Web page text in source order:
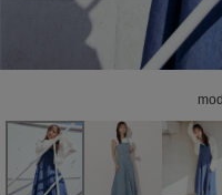
model：
model：
model：
model：
model：
model：
model：
model：
model：
model：
model：
model：
model：
model：
model：
model：
model：
model：
model：
model：
model：
model：
model：
model：